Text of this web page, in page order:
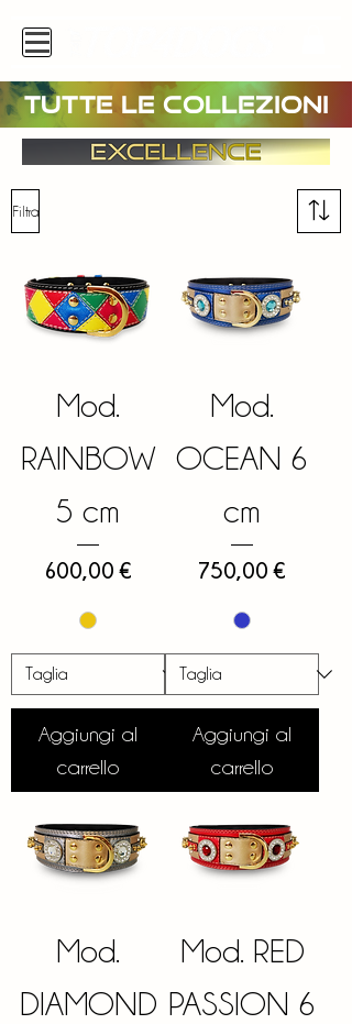
TUTTE LE COLLEZIONI
Filtra
Mod.
RAINBOW
5 cm
Prezzo
600,00 €
Aggiungi al
carrello
Mod.
OCEAN 6
cm
Prezzo
750,00 €
Aggiungi al
carrello
Mod.
DIAMOND
Mod. RED
PASSION 6